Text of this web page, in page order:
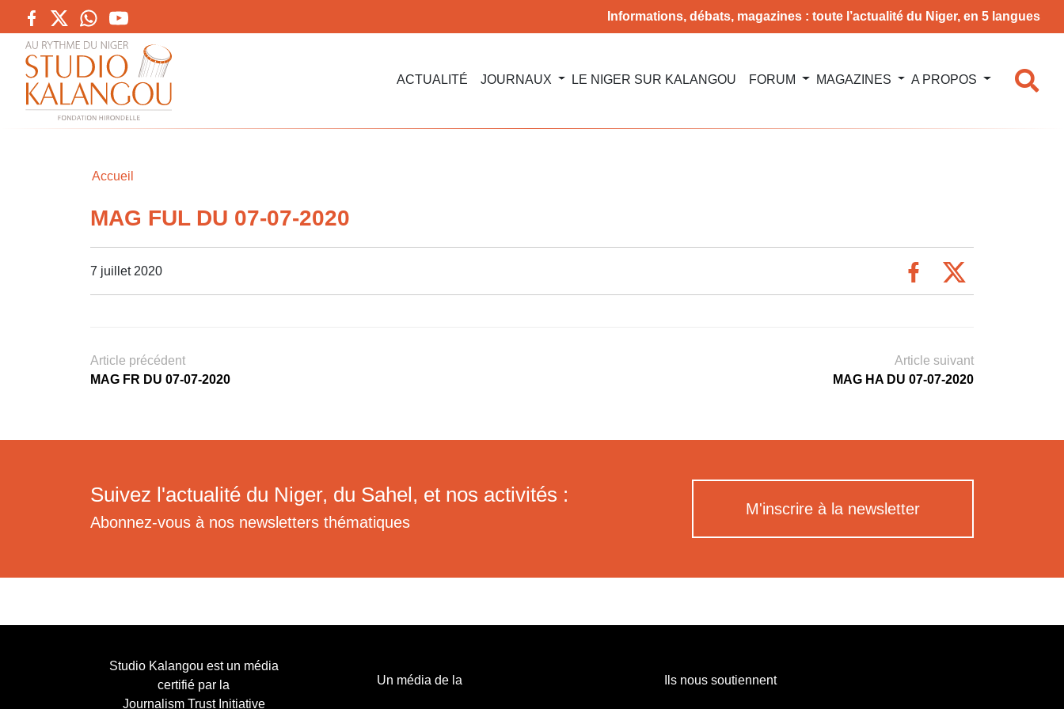
Informations, débats, magazines : toute l’actualité du Niger, en 5 langues
ACTUALITÉ JOURNAUX LE NIGER SUR KALANGOU FORUM MAGAZINES A PROPOS
Accueil
MAG FUL DU 07-07-2020
7 juillet 2020
Article précédent
MAG FR DU 07-07-2020
Article suivant
MAG HA DU 07-07-2020
Suivez l'actualité du Niger, du Sahel, et nos activités :
Abonnez-vous à nos newsletters thématiques
M'inscrire à la newsletter
Studio Kalangou est un média
certifié par la
Journalism Trust Initiative
Un média de la Ils nous soutiennent